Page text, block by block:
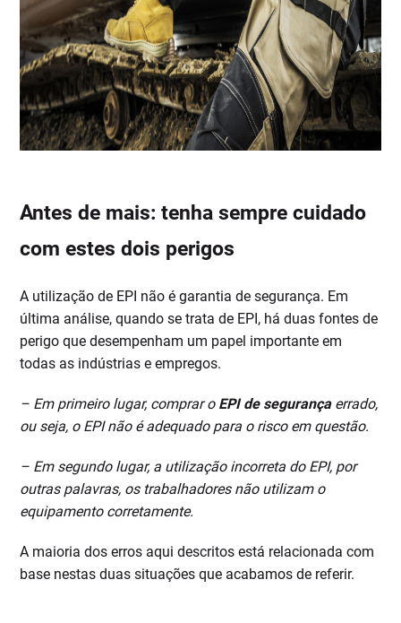
Antes de mais: tenha sempre cuidado
com estes dois perigos
A utilização de EPI não é garantia de segurança. Em
última análise, quando se trata de EPI, há duas fontes de
perigo que desempenham um papel importante em
todas as indústrias e empregos.
– Em primeiro lugar, comprar o EPI de segurançaerrado,
ou seja, o EPI não é adequado para o risco em questão.
– Em segundo lugar, a utilização incorreta do EPI, por
outras palavras, os trabalhadores não utilizam o
equipamento corretamente.
A maioria dos erros aqui descritos está relacionada com
base nestas duas situações que acabamos de referir.